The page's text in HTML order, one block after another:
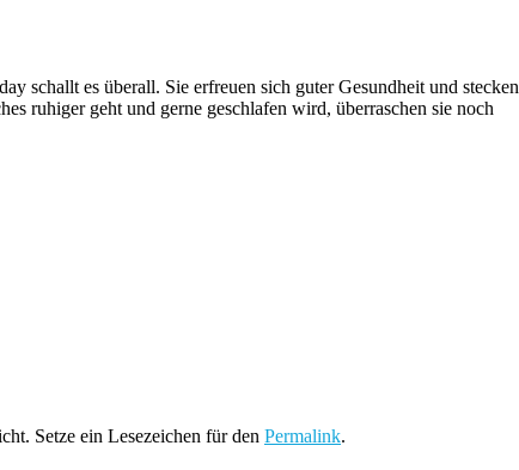
schallt es überall. Sie erfreuen sich guter Gesundheit und stecken
ruhiger geht und gerne geschlafen wird, überraschen sie noch
Setze ein Lesezeichen für den Permalink.